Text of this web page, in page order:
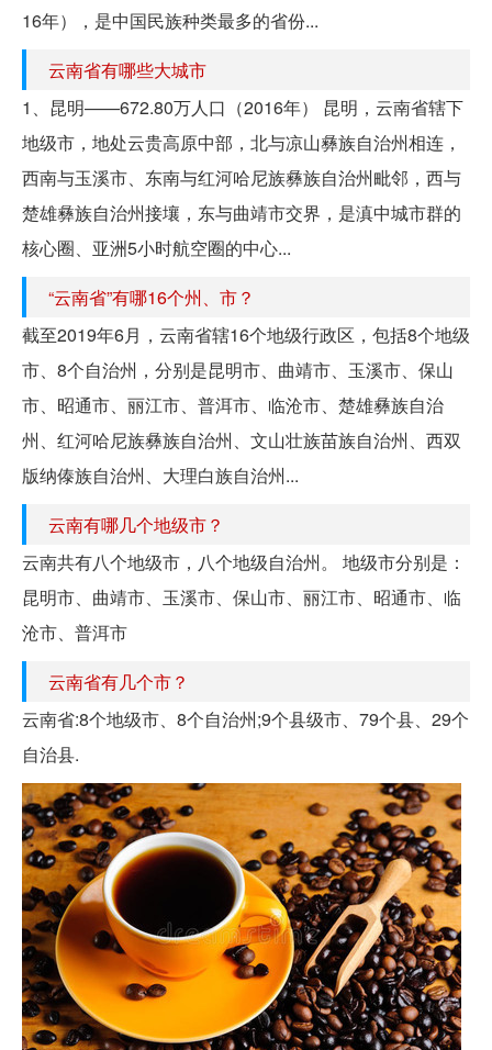
16年），是中国民族种类最多的省份...
云南省有哪些大城市
1、昆明——672.80万人口（2016年） 昆明，云南省辖下
地级市，地处云贵高原中部，北与凉山彝族自治州相连，
西南与玉溪市、东南与红河哈尼族彝族自治州毗邻，西与
楚雄彝族自治州接壤，东与曲靖市交界，是滇中城市群的
核心圈、亚洲5小时航空圈的中心...
“云南省”有哪16个州、市？
截至2019年6月，云南省辖16个地级行政区，包括8个地级
市、8个自治州，分别是昆明市、曲靖市、玉溪市、保山
市、昭通市、丽江市、普洱市、临沧市、楚雄彝族自治
州、红河哈尼族彝族自治州、文山壮族苗族自治州、西双
版纳傣族自治州、大理白族自治州...
云南有哪几个地级市？
云南共有八个地级市，八个地级自治州。 地级市分别是：
昆明市、曲靖市、玉溪市、保山市、丽江市、昭通市、临
沧市、普洱市
云南省有几个市？
云南省:8个地级市、8个自治州;9个县级市、79个县、29个
自治县.